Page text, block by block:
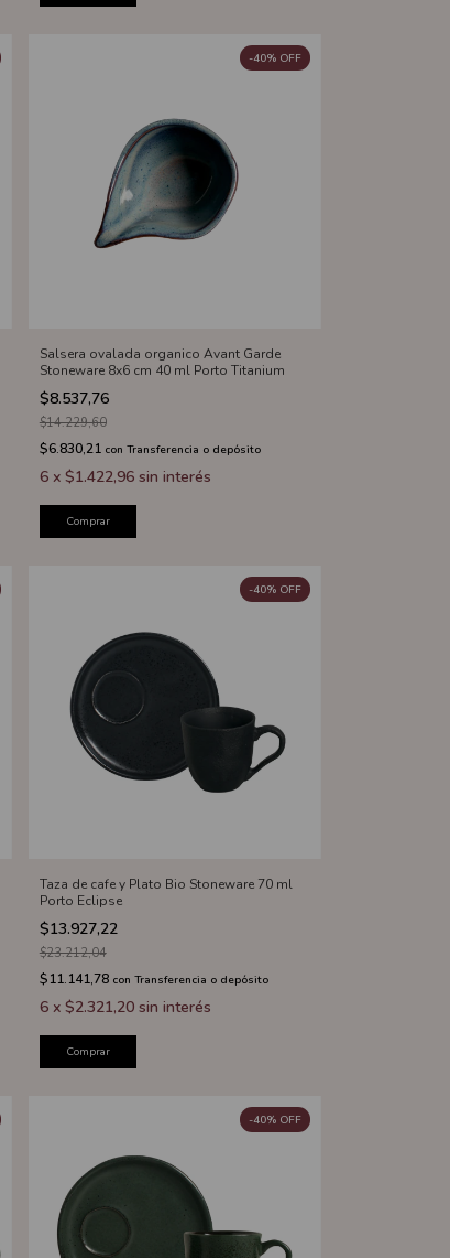
Salsera ovalada organico Avant Garde
Stoneware 8x6 cm 40 ml Porto Titanium
$8.537,76
-40% OFF
$14.229,60
$6.830,21 con Transferencia o depósito
6 x $1.422,96 sin interés
Comprar
Taza de cafe y Plato Bio Stoneware 70 ml
Porto Eclipse
$13.927,22
-40% OFF
$23.212,04
$11.141,78 con Transferencia o depósito
6 x $2.321,20 sin interés
Comprar
-40% OFF